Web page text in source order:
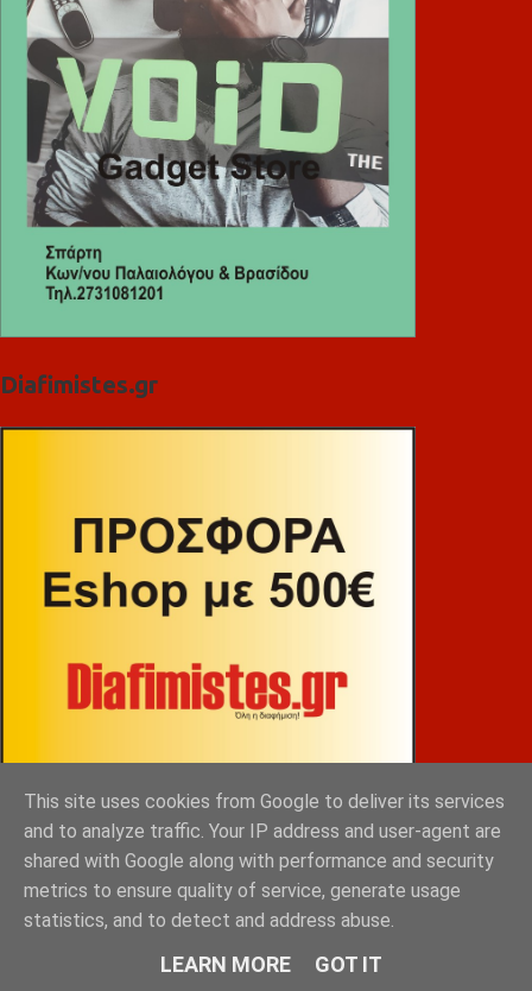
Diafimistes.gr
ΒΕΚΡΑΚΟΣ
This site uses cookies from Google to deliver its services
and to analyze traffic. Your IP address and user-agent are
shared with Google along with performance and security
metrics to ensure quality of service, generate usage
statistics, and to detect and address abuse.
LEARN MORE GOT IT